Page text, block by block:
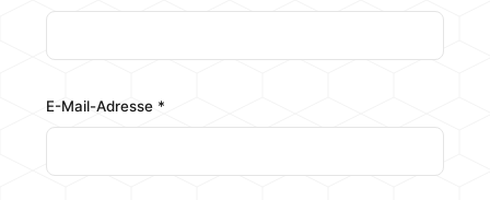
E-Mail-Adresse *